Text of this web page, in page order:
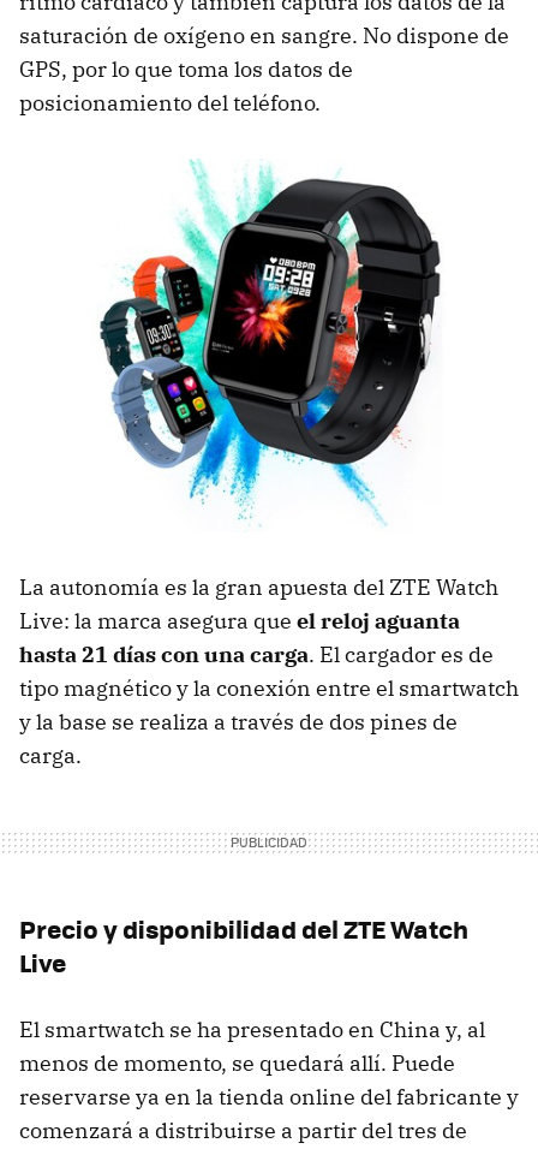
saturación de oxígeno en sangre. No dispone de
GPS, por lo que toma los datos de
posicionamiento del teléfono.
La autonomía es la gran apuesta del ZTE Watch
Live: la marca asegura que el reloj aguanta
hasta 21 días con una carga. El cargador es de
tipo magnético y la conexión entre el smartwatch
y la base se realiza a través de dos pines de
carga.
Precio y disponibilidad del ZTE Watch
Live
El smartwatch se ha presentado en China y, al
menos de momento, se quedará allí. Puede
reservarse ya en la tienda online del fabricante y
comenzará a distribuirse a partir del tres de